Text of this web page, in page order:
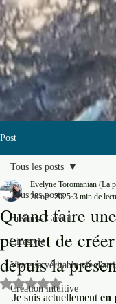
Post
Tous les posts
Business Créatif
Lifestyle
Vivre sa véritable vie
Création intuitive
Tous les posts
Quand faire
permet de
depuis la
Evelyne Toromanian (La
28 oct. 2025 3 min de
Noté NaN étoiles
Je suis actuellement en